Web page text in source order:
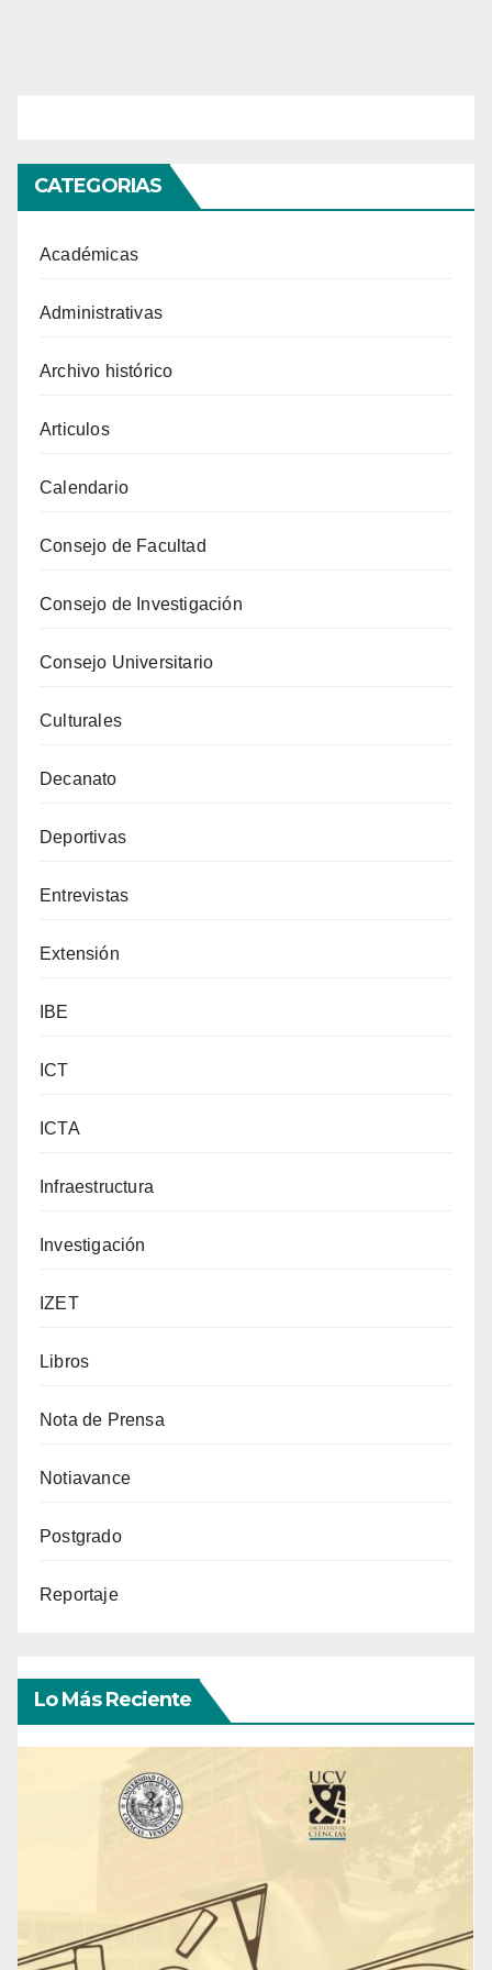
CATEGORIAS
Académicas
Administrativas
Archivo histórico
Articulos
Calendario
Consejo de Facultad
Consejo de Investigación
Consejo Universitario
Culturales
Decanato
Deportivas
Entrevistas
Extensión
IBE
ICT
ICTA
Infraestructura
Investigación
IZET
Libros
Nota de Prensa
Notiavance
Postgrado
Reportaje
Lo Más Reciente